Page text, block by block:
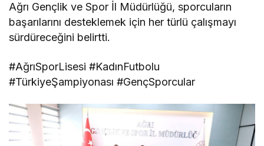
Ağrı Gençlik ve Spor İl Müdürlüğü, sporcuların
başarılarını desteklemek için her türlü çalışmayı
sürdüreceğini belirtti.
#AğrıSporLisesi #KadınFutbolu
#TürkiyeŞampiyonası #GençSporcular